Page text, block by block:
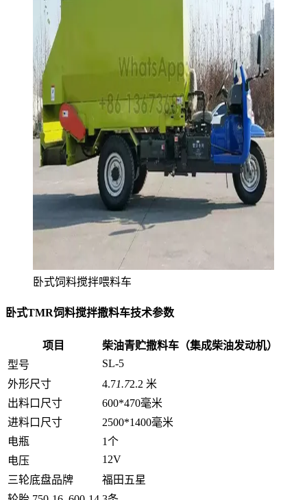
卧式饲料搅拌喂料车
卧式TMR饲料搅拌撒料车技术参数
项目
柴油青贮撒料车（集成柴油发动机）
型号
SL-5
外形尺寸
4.71.72.2 米
出料口尺寸
600*470毫米
进料口尺寸
2500*1400毫米
电瓶
1个
电压
12V
三轮底盘品牌
福田五星